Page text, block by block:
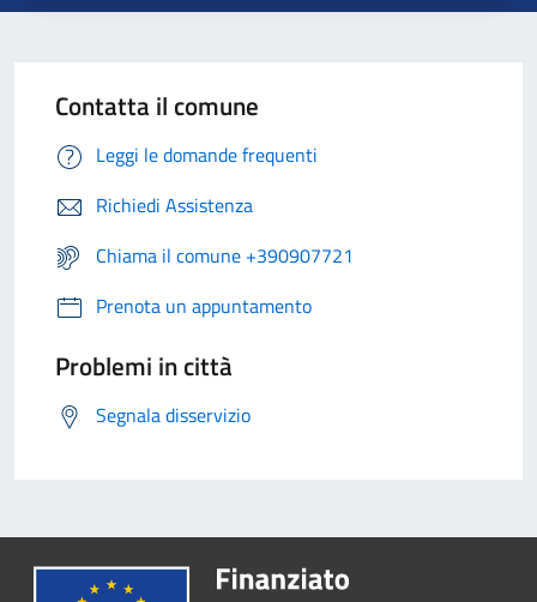
Contatta il comune
Leggi le domande frequenti
Richiedi Assistenza
Chiama il comune +390907721
Prenota un appuntamento
Problemi in città
Segnala disservizio